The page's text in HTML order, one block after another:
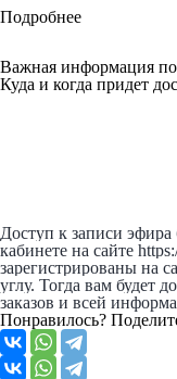
Подробнее
Важная информация
Куда и когда придет
Доступ к записи
кабинете на сайте
зарегистрированы на
углу. Тогда вам будет
заказов и всей
Понравилось?